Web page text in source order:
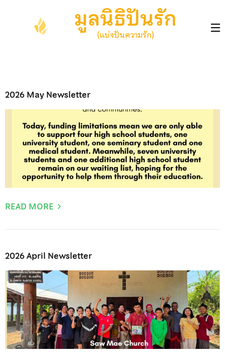
มูลนิธิปันรัก
(แบ่งปันความรัก)
สิ่ง
พิมพ์
2026 May Newsletter
READ MORE
2026 April Newsletter